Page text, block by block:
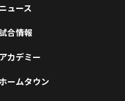
ニュース
合情報
アカデミー
ームタウン